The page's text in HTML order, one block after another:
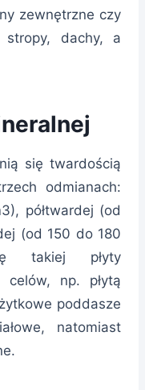
zewnętrzne czy
stropy, dachy, a
się twardością
odmianach:
półtwardej (od
(od 150 do 180
takiej płyty
np. płytą
poddasze
natomiast